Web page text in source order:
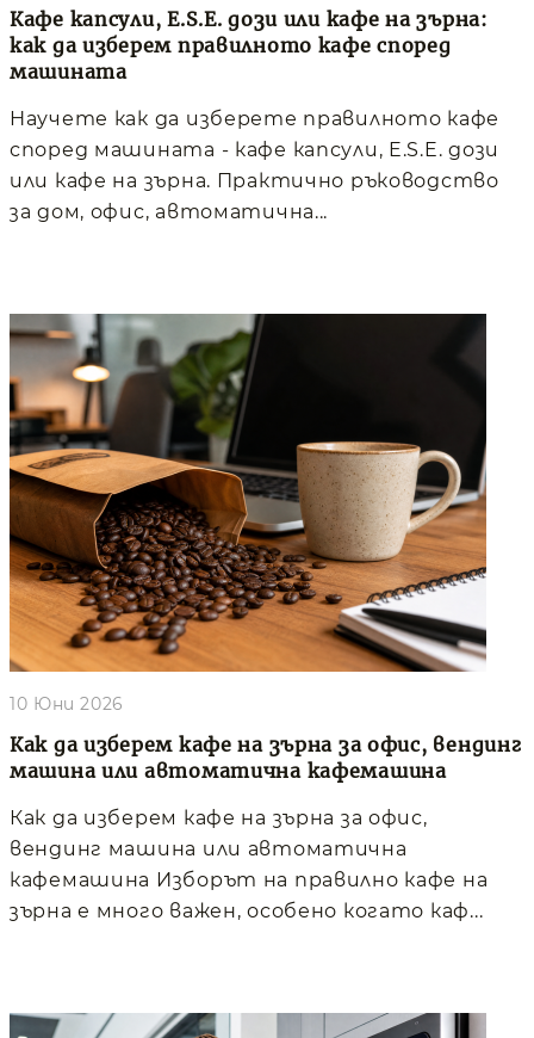
Кафе капсули, E.S.E. дози или кафе на зърна:
как да изберем правилното кафе според
машината
Научете как да изберете правилното кафе
според машината - кафе капсули, E.S.E. дози
или кафе на зърна. Практично ръководство
за дом, офис, автоматична...
Как да изберем кафе на зърна за офис, вендинг
машина или автоматична кафемашина
10 Юни 2026
Как да изберем кафе на зърна за офис,
вендинг машина или автоматична
кафемашина Изборът на правилно кафе на
зърна е много важен, особено когато каф...